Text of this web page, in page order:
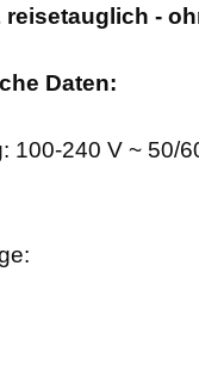
reisetauglich -
Daten:
100-240 V ~ 50/